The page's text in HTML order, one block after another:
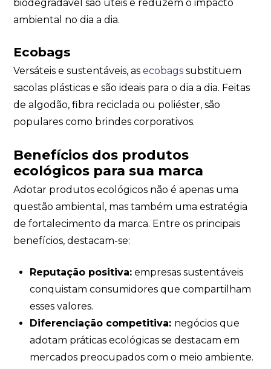
biodegradável são úteis e reduzem o impacto
ambiental no dia a dia.
Ecobags
Versáteis e sustentáveis, asecobags substituem
sacolas plásticas e são ideais para o dia a dia. Feitas
de algodão, fibra reciclada ou poliéster, são
populares como brindes corporativos.
Benefícios dos produtos
ecológicos para sua marca
Adotar produtos ecológicos não é apenas uma
questão ambiental, mas também uma estratégia
de fortalecimento da marca. Entre os principais
benefícios, destacam-se:
Reputação positiva:empresas sustentáveis
conquistam consumidores que compartilham
esses valores.
Diferenciação competitiva: negócios que
adotam práticas ecológicas se destacam em
mercados preocupados com o meio ambiente.